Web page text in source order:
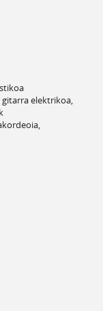
elektrikoa,